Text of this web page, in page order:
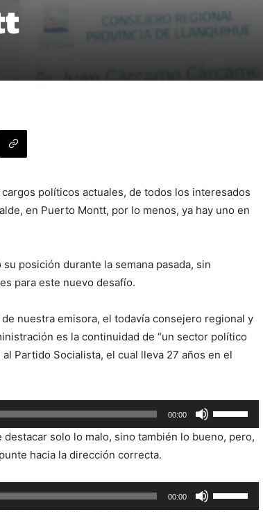
políticos actuales, de todos los interesados
en Puerto Montt, por lo menos, ya hay uno en
posición durante la semana pasada, sin
para este nuevo desafío.
nuestra emisora, el todavía consejero regional y
es la continuidad de “un sector político
Partido Socialista, el cual lleva 27 años en el
00:00
las
teclas
flecha
arriba/abajo
solo lo malo, sino también lo bueno, pero,
hacia la dirección correcta.
00:00
las